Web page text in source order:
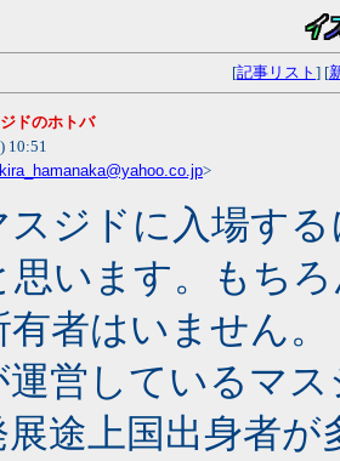
[記事リスト ] [
ドのホトバ
10:51
>
スジドに入場す
思います。もち
者はいません。
運営しているマ
展途上国出身者